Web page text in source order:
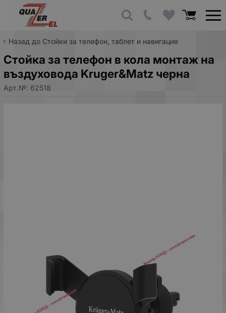
Назад до Стойки за телефон, таблет и навигация
Стойка за телефон в кола монтаж на
въздуховода Kruger&Matz черна
Арт.№: 62518